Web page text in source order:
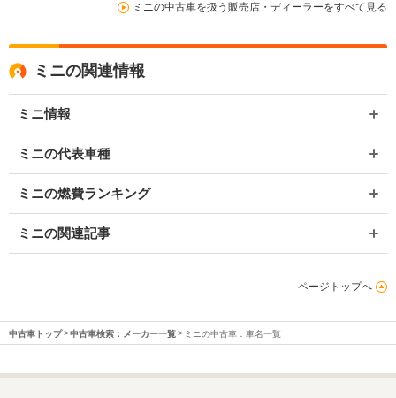
ミニの中古車を扱う販売店・ディーラーをすべて見る
ミニの関連情報
ミニ情報
ミニの代表車種
ミニの燃費ランキング
ミニの関連記事
ページトップへ
中古車トップ 中古車検索：メーカー一覧 ミニの中古車：車名一覧